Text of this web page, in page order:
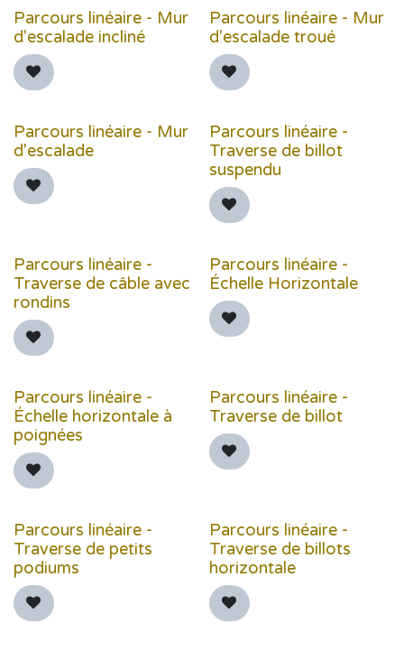
Parcours linéaire - Mur
d'escalade incliné
Parcours linéaire - Mur
d'escalade troué
Parcours linéaire - Mur
d'escalade
Parcours linéaire -
Traverse de billot
suspendu
Parcours linéaire -
Traverse de câble avec
rondins
Parcours linéaire -
Échelle Horizontale
Parcours linéaire -
Échelle horizontale à
poignées
Parcours linéaire -
Traverse de billot
Parcours linéaire -
Traverse de petits
podiums
Parcours linéaire -
Traverse de billots
horizontale